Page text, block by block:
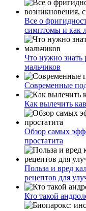
Все о
симптомы и как
Что нужно знать
мальчиков
Современные
Как вылечить
Обзор самых
простатита
Польза и вред
рецептов для
Кто такой